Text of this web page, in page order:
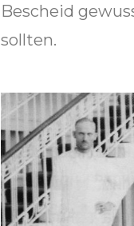
Bescheid
sollten.